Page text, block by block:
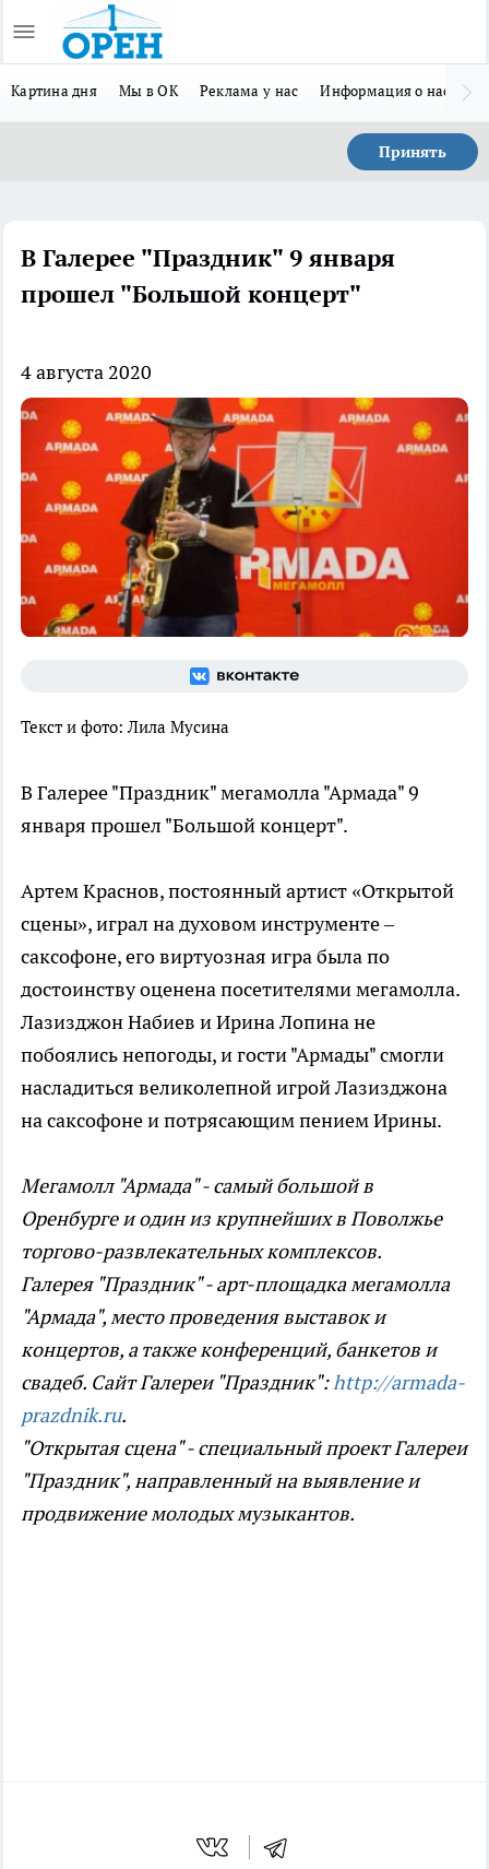
Картина дня Мы в ОК Реклама у нас Информация о нас
Принять
В Галерее "Праздник" 9 января
прошел "Большой концерт"
4 августа 2020
Текст и фото: Лила Мусина
В Галерее "Праздник" мегамолла "Армада" 9
января прошел "Большой концерт".
Артем Краснов, постоянный артист «Открытой
сцены», играл на духовом инструменте –
саксофоне, его виртуозная игра была по
достоинству оценена посетителями мегамолла.
Лазизджон Набиев и Ирина Лопина не
побоялись непогоды, и гости "Армады" смогли
насладиться великолепной игрой Лазизджона
на саксофоне и потрясающим пением Ирины.
Мегамолл "Армада" - самый большой в
Оренбурге и один из крупнейших в Поволжье
торгово-развлекательных комплексов.
Галерея "Праздник" - арт-площадка мегамолла
"Армада", место проведения выставок и
концертов, а также конференций, банкетов и
свадеб. Сайт Галереи "Праздник":http://armada-
prazdnik.ru.
"Открытая сцена" - специальный проект Галереи
"Праздник", направленный на выявление и
продвижение молодых музыкантов.